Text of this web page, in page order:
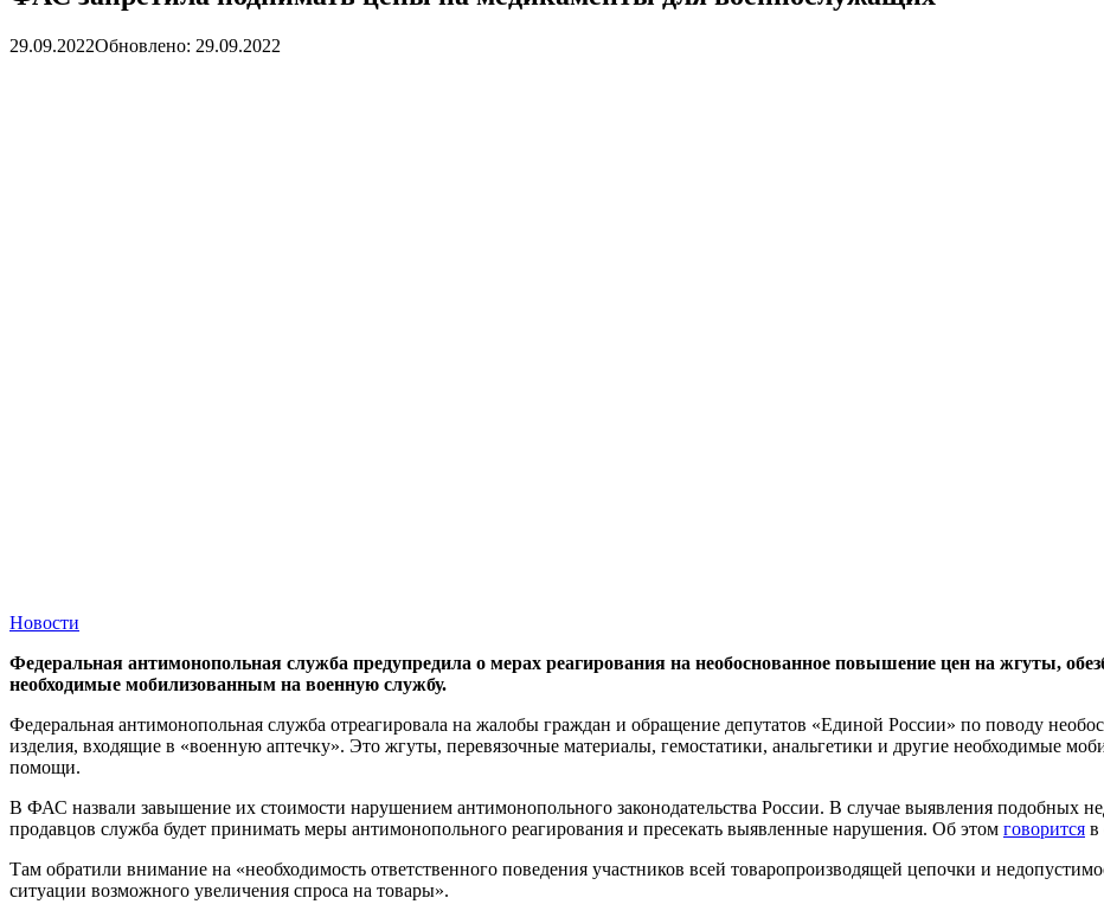
29.09.2022Обновлено: 29.09.2022
Новости
Федеральная антимонопольная служба предупредила о мерах реагирования на необоснованное повышение цен на жгуты,
необходимые мобилизованным на военную службу.
Федеральная антимонопольная служба отреагировала на жалобы граждан и обращение депутатов «Единой России» по поводу
изделия, входящие в «военную аптечку». Это жгуты, перевязочные материалы, гемостатики, анальгетики и другие необходимые
помощи.
В ФАС назвали завышение их стоимости нарушением антимонопольного законодательства России. В случае выявления подобных
продавцов служба будет принимать меры антимонопольного реагирования и пресекать выявленные нарушения. Об этом говорится в
Там обратили внимание на «необходимость ответственного поведения участников всей товаропроизводящей цепочки и
ситуации возможного увеличения спроса на товары».